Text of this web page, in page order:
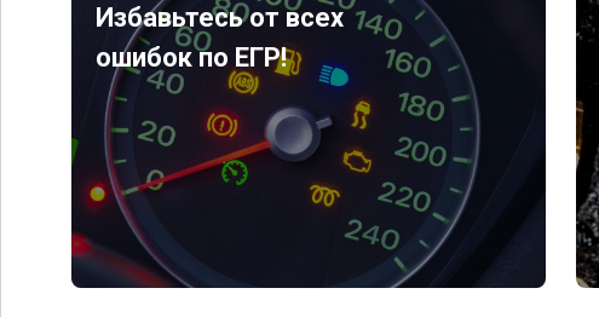
Избавьтесь от всех
ошибок по ЕГР!